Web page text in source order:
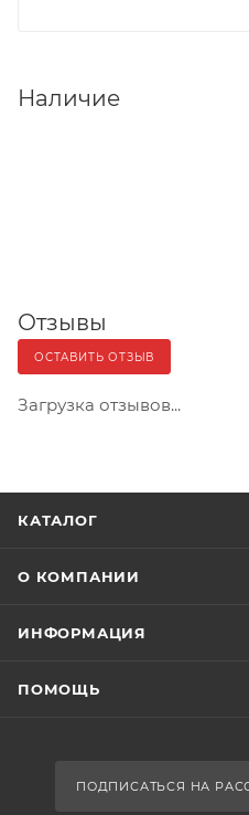
Наличие
Отзывы
ОСТАВИТЬ ОТЗЫВ
Загрузка отзывов...
КАТАЛОГ
О КОМПАНИИ
ИНФОРМАЦИЯ
ПОМОЩЬ
ПОДПИСАТЬСЯ НА